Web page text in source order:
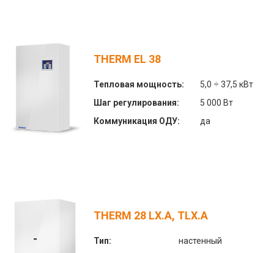
THERM EL 38
Тепловая мощность:
5,0 ÷ 37,5 кВт
Шаг регулирования:
5 000 Вт
Коммуникация ОДУ:
да
THERM 28 LX.A, TLX.A
Тип:
настенный